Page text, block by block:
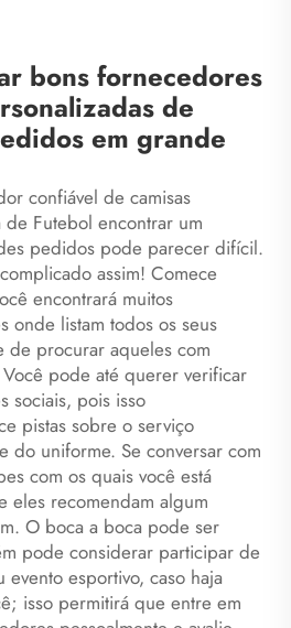
bons fornecedores
de
em grande
confiável de camisas
de Futebol encontrar um
pedidos pode parecer difícil.
assim! Comece
encontrará muitos
onde listam todos os seus
de procurar aqueles com
pode até querer verificar
sociais, pois isso
pistas sobre o serviço
do uniforme. Se conversar com
com os quais você está
eles recomendam algum
O boca a boca pode ser
pode considerar participar de
esportivo, caso haja
isso permitirá que entre em